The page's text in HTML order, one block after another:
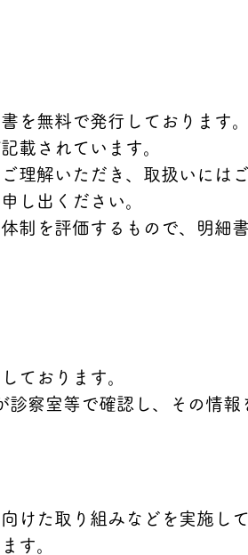
を無料で発行しております。
載されています。
理解いただき、取扱いには
し出ください。
制を評価するもので、明細
ております。
診察室等で確認し、その情報
けた取り組みなどを実施し
す。